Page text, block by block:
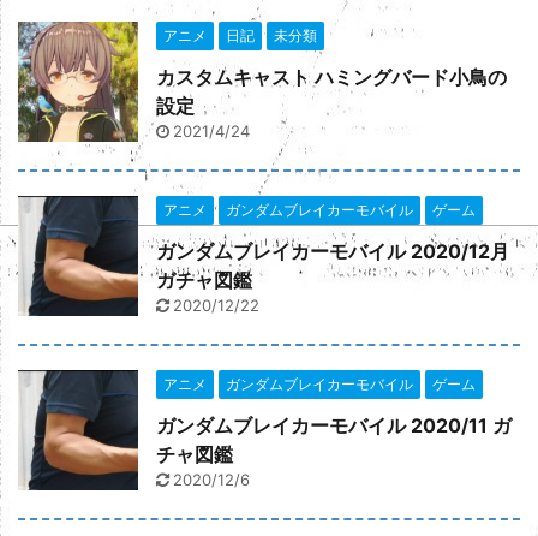
楽天トラベルでclick
アニメ 日記 未分類
カスタムキャスト ハミングバード小鳥の
設定
2021/4/24
アニメ ガンダムブレイカーモバイル ゲーム
ガンダムブレイカーモバイル 2020/12月
ガチャ図鑑
2020/12/22
アニメ ガンダムブレイカーモバイル ゲーム
ガンダムブレイカーモバイル 2020/11 ガ
チャ図鑑
2020/12/6